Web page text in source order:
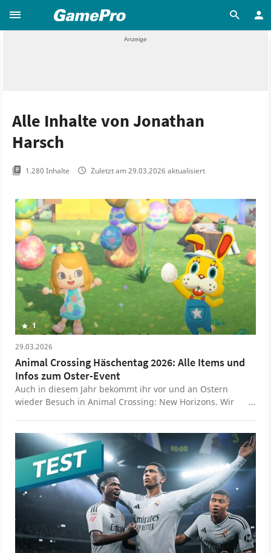
Alle Inhalte von Jonathan
Harsch
1.280 Inhalte Zuletzt am 29.03.2026 aktualisiert
1
29.03.2026
Animal Crossing Häschentag 2026: Alle Items und
Infos zum Oster-Event
Auch in diesem Jahr bekommt ihr vor und an Ostern
wieder Besuch in Animal Crossing: New Horizons. Wir